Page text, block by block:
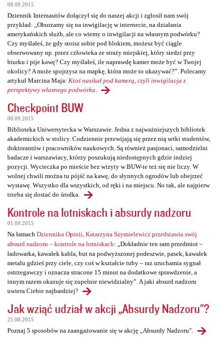
08.09.2015
Dziennik Internautów dołączył się do naszej akcji i zgłosił nam swój
przykład: „Oburzamy się na inwigilację w internecie, na działania
amerykańskich służb, ale co wiemy o inwigilacji na własnym podwórku?
Czy myślałeś, że gdy stoisz sobie pod blokiem, możesz być ciągle
obserwowany np. przez człowieka ze straży miejskiej, który siedzi przy
biurku i pije kawę? Czy myślałeś, ile naprawdę kamer może być w Twojej
okolicy? A może spojrzysz na mapkę, która może to ukazywać?”. Polecamy
artykuł Marcina Maja: Ktoś nasikał pod kamerą, czyli inwigilacja z
perspektywy własnego podwórka
Checkpoint BUW
08.09.2015
Biblioteka Uniwersytecka w Warszawie. Jedna z najważniejszych bibliotek
akademickich w stolicy. Codziennie przewijają się przez nią setki studentów,
doktorantów i pracowników naukowych. Są również pasjonaci, samodzielni
badacze i warszawiacy, którzy poszukują niedostępnych gdzie indziej
pozycji. Wycieczka po mieście bez wizyty w BUW-ie też się nie liczy. W
wolnej chwili można tu pójść na kawę, do słynnych ogrodów lub obejrzeć
wystawę. Wszystko dla wszystkich, od ręki i na miejscu. No tak, ale najpierw
trzeba się dostać do środka.
Kontrole na lotniskach i absurdy nadzoru
01.09.2015
Na łamach Dziennika Opinii, Katarzyna Szymielewicz przedstawia swój
absurd nadzoru – kontrole na lotniskach: „Dokładnie ten sam przedmiot –
ładowarka, kawałek kabla, but na podwyższonej podeszwie, pasek, kawałek
metalu gdzieś przy ciele, czy coś w kształcie tuby – raz uruchamia sygnał
ostrzegawczy i oznacza stracone 15 minut na dodatkowe sprawdzenie, a
innym razem okazuje się zupełnie niewidzialny”. A jaki absurd nadzoru
uwiera Ciebie najbardziej?
Jak wziąć udział w akcji „Absurdy Nadzoru"?
25.08.2015
Poznaj 5 sposobów na zaangażowanie się w akcję „Absurdy Nadzoru".